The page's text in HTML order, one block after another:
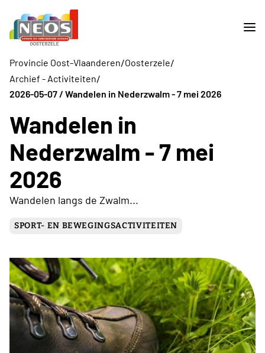
Provincie Oost-Vlaanderen/Oosterzele/
Archief - Activiteiten/
2026-05-07 / Wandelen in Nederzwalm - 7 mei 2026
Wandelen in
Nederzwalm - 7 mei
2026
Wandelen langs de Zwalm...
SPORT- EN BEWEGINGSACTIVITEITEN